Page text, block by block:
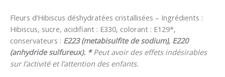
Fleurs d’Hibiscus déshydratées cristallisées – Ingrédients :
Hibiscus, sucre, acidifiant : E330, colorant : E129*,
conservateurs : E223 (metabisulfite de sodium), E220
(anhydride sulfureux). *Peut avoir des effets indésirables
sur l’activité et l’attention des enfants.